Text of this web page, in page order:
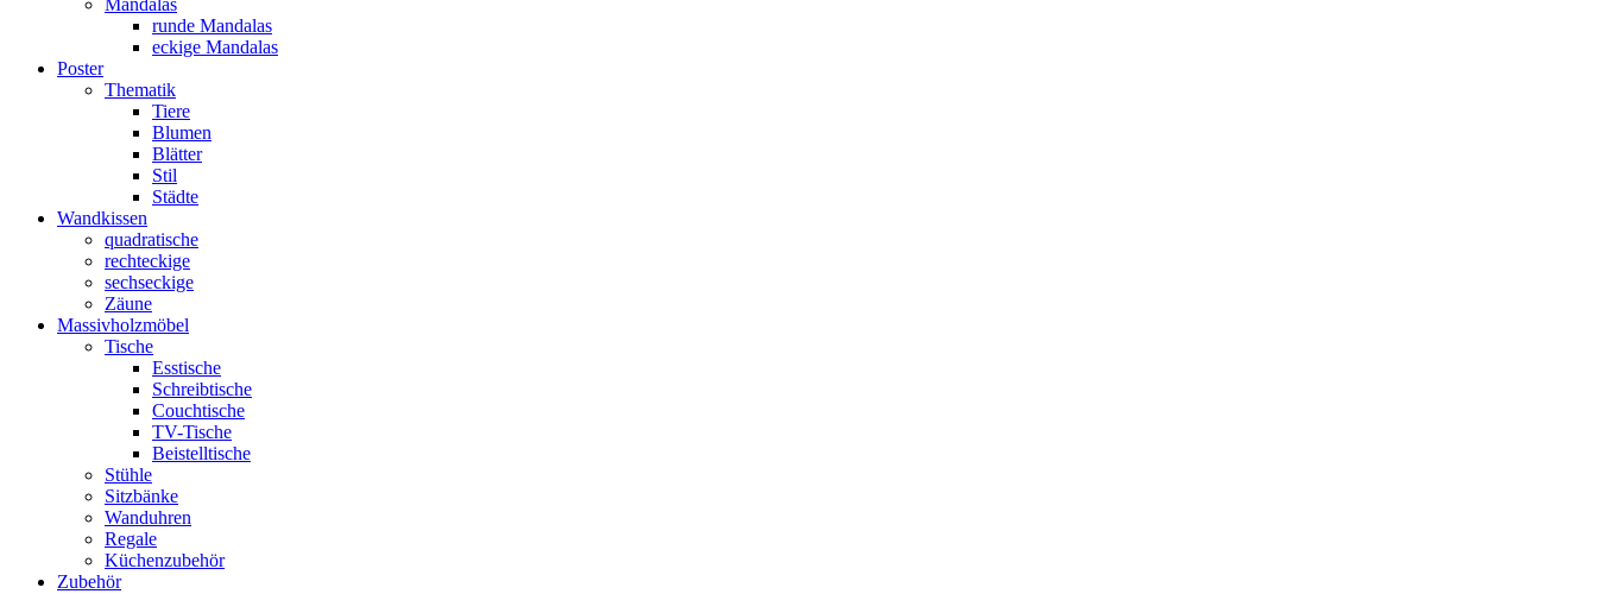
Mandalas
runde Mandalas
eckige Mandalas
Poster
Thematik
Tiere
Blumen
Blätter
Stil
Städte
Wandkissen
quadratische
rechteckige
sechseckige
Zäune
Massivholzmöbel
Tische
Esstische
Schreibtische
Couchtische
TV-Tische
Beistelltische
Stühle
Sitzbänke
Wanduhren
Regale
Küchenzubehör
Zubehör